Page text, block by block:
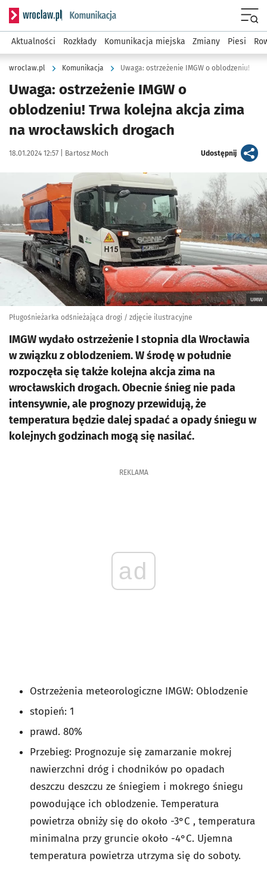
Serwis informacyjny wroclaw.pl podserwis: Komunikacja
Aktualności Rozkłady Komunikacja miejska Zmiany Piesi
wroclaw.pl Komunikacja Uwaga: ostrzeżenie IMGW o oblodzeniu!
Uwaga: ostrzeżenie IMGW o
oblodzeniu! Trwa kolejna akcja zima
na wrocławskich drogach
Data publikacji:
18.01.2024 12:57 | Autor:
Bartosz Moch Udostępnijartykuł
Kliknij, aby powiększyć
UMW
Pługośnieżarka odśnieżająca drogi / zdjęcie ilustracyjne
IMGW wydało ostrzeżenie I stopnia dla Wrocławia
w związku z oblodzeniem. W środę w południe
rozpoczęła się także kolejna akcja zima na
wrocławskich drogach. Obecnie śnieg nie pada
intensywnie, ale prognozy przewidują, że
temperatura będzie dalej spadać a opady śniegu w
kolejnych godzinach mogą się nasilać.
REKLAMA
ad
Ostrzeżenia meteorologiczne IMGW: Oblodzenie
stopień: 1
prawd. 80%
Przebieg: Prognozuje się zamarzanie mokrej
nawierzchni dróg i chodników po opadach
deszczu deszczu ze śniegiem i mokrego śniegu
powodujące ich oblodzenie. Temperatura
powietrza obniży się do około -3°C , temperatura
minimalna przy gruncie około -4°C. Ujemna
temperatura powietrza utrzyma się do soboty.